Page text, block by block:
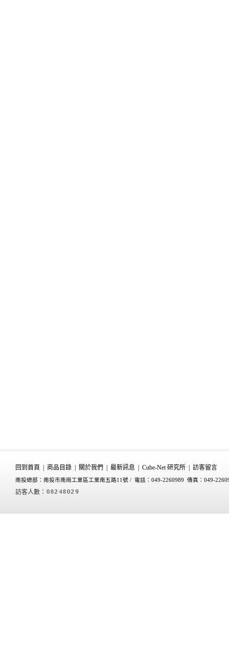
回到首頁 商品目錄 關於我們 最新訊息 Cube-Net 研究所 訪客留言
南投總部：南投市南崗工業區工業南五路11號 / 電話：049-2260989 傳真：049-
訪客人數：